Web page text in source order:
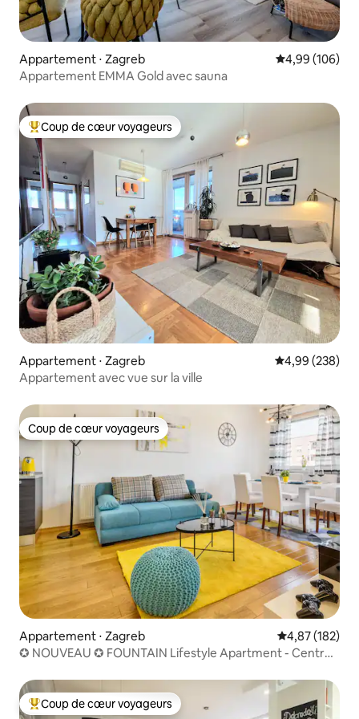
Appartement ⋅ Zagreb Évaluation
4,99 (106)
Appartement EMMA Gold avec sauna
Coups de cœur voyageurs les plus appréciés
Coup de cœur voyageurs
Appartement ⋅ Zagreb Évaluation
4,99 (238)
Appartement avec vue sur la ville
Coup de cœur voyageurs
Coup de cœur voyageurs
Appartement ⋅ Zagreb Évaluation
4,87 (182)
✪ NOUVEAU ✪ FOUNTAIN Lifestyle Apartment - Centre-
Coups de cœur voyageurs les plus appréciés
Coup de cœur voyageurs